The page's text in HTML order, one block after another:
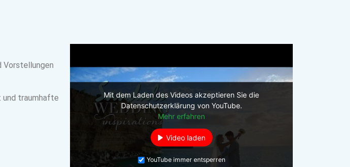
Vorstellungen
und traumhafte
Mit dem Laden des Videos akzeptieren Sie die
Datenschutzerklärung von YouTube.
Mehr erfahren
Video laden
YouTube immer entsperren